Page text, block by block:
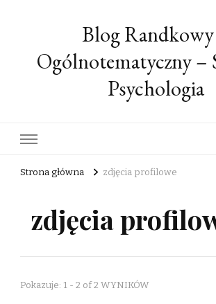
Blog
Ogólnotematyczny –
Psychologia
Strona główna zdjęcia profilowe
zdjęcia
Pokazuje: 1 - 2 of 2 WYNIKÓW